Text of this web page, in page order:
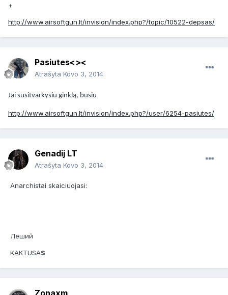
+
http://www.airsoftgun.lt/invision/index.php?/topic/10522-depsas/
Pasiutes<><
Atrašyta Kovo 3, 2014
Jai susitvarkysiu ginklą, busiu
http://www.airsoftgun.lt/invision/index.php?/user/6254-pasiutes/
Genadij LT
Atrašyta Kovo 3, 2014
Anarchistai skaiciuojasi:
Леший
KAKTUSAS